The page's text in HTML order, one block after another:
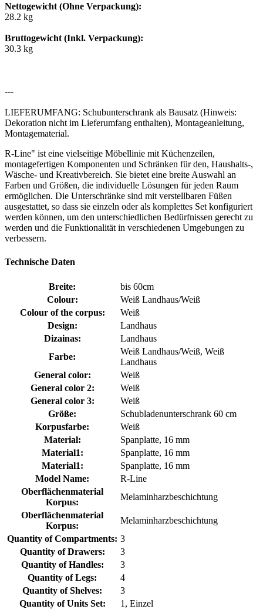
Nettogewicht (Ohne Verpackung):
28.2 kg
Bruttogewicht (Inkl. Verpackung):
30.3 kg
---
LIEFERUMFANG: Schubunterschrank als Bausatz (Hinweis:
Dekoration nicht im Lieferumfang enthalten), Montageanleitung,
Montagematerial.
R-Line" ist eine vielseitige Möbellinie mit Küchenzeilen,
montagefertigen Komponenten und Schränken für den, Haushalts-,
Wäsche- und Kreativbereich. Sie bietet eine breite Auswahl an
Farben und Größen, die individuelle Lösungen für jeden Raum
ermöglichen. Die Unterschränke sind mit verstellbaren Füßen
ausgestattet, so dass sie einzeln oder als komplettes Set konfiguriert
werden können, um den unterschiedlichen Bedürfnissen gerecht zu
werden und die Funktionalität in verschiedenen Umgebungen zu
verbessern.
Technische Daten
Breite:
bis 60cm
Colour:
Weiß Landhaus/Weiß
Colour of the corpus:
Weiß
Design:
Landhaus
Dizainas:
Landhaus
Farbe:
Weiß Landhaus/Weiß, Weiß
Landhaus
General color:
Weiß
General color 2:
Weiß
General color 3:
Weiß
Größe:
Schubladenunterschrank 60 cm
Korpusfarbe:
Weiß
Material:
Spanplatte, 16 mm
Material1:
Spanplatte, 16 mm
Material1:
Spanplatte, 16 mm
Model Name:
R-Line
Oberflächenmaterial
Korpus:
Melaminharzbeschichtung
Oberflächenmaterial
Korpus:
Melaminharzbeschichtung
Quantity of Compartments: 3
Quantity of Drawers:
3
Quantity of Handles:
3
Quantity of Legs:
4
Quantity of Shelves:
3
Quantity of Units Set:
1, Einzel